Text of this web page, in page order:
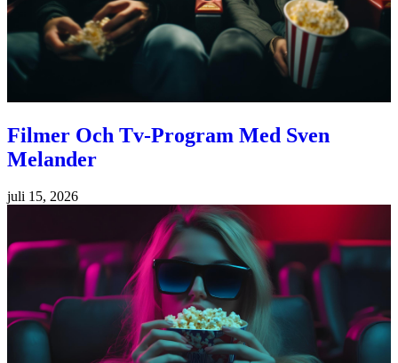
Filmer Och Tv-Program Med Sven
Melander
juli 15, 2026